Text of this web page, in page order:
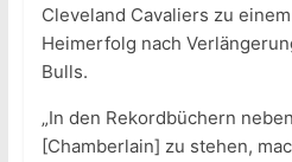
Cleveland Cavaliers zu
Heimerfolg nach
Bulls.
„In den Rekordbüchern
[Chamberlain] zu stehen,